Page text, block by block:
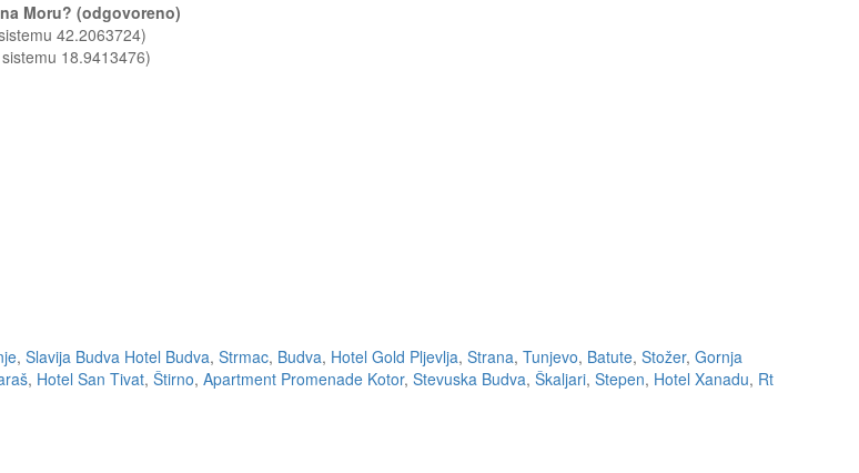
Moru? (odgovoreno)
42.2063724)
18.9413476)
, Slavija Budva Hotel Budva, Strmac, Budva, Hotel Gold Pljevlja, Strana, Tunjevo, Batute, Stožer, Gornja
, Hotel San Tivat, Štirno, Apartment Promenade Kotor, Stevuska Budva, Škaljari, Stepen, Hotel Xanadu, Rt